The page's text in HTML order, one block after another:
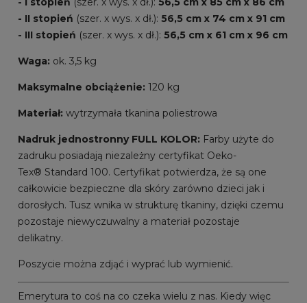
- II stopień (szer. x wys. x dł.): 56,5 cm x 74 cm x 91 cm
- III stopień (szer. x wys. x dł.): 56,5 cm x 61 cm x 96 cm
Waga: ok. 3,5 kg
Maksymalne obciążenie: 120 kg
Materiał: wytrzymała tkanina poliestrowa
Nadruk jednostronny FULL KOLOR: Farby użyte do
zadruku posiadają niezależny certyfikat Oeko-
Tex® Standard 100. Certyfikat potwierdza, że są one
całkowicie bezpieczne dla skóry zarówno dzieci jak i
dorosłych. Tusz wnika w strukturę tkaniny, dzięki czemu
pozostaje niewyczuwalny a materiał pozostaje
delikatny.
Poszycie można zdjąć i wyprać lub wymienić.
Emerytura to coś na co czeka wielu z nas. Kiedy więc